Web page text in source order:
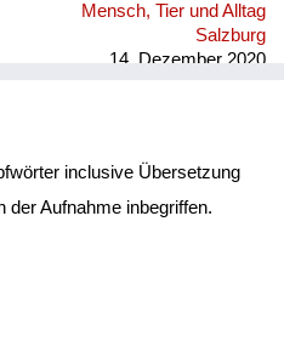
Mensch, Tier und Alltag
Salzburg
14. Dezember 2020
inclusive Übersetzung
der Aufnahme inbegriffen.